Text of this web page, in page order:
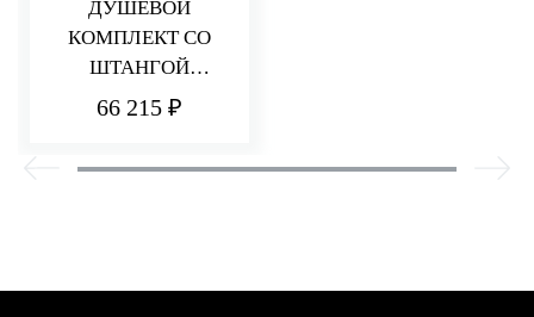
ДУШЕВОЙ
КОМПЛЕКТ СО
ШТАНГОЙ
PICCADILLY
66 215 ₽